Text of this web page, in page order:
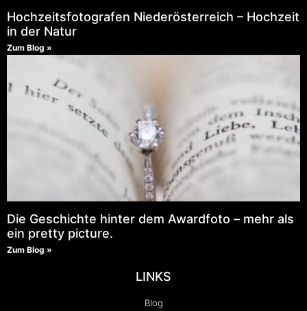
Hochzeitsfotografen Niederösterreich – Hochzeit
in der Natur
Zum Blog »
Die Geschichte hinter dem Awardfoto – mehr als
ein pretty picture.
Zum Blog »
LINKS
Blog